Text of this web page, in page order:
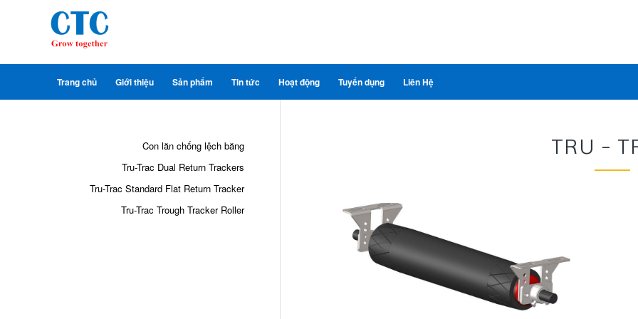
Trang chủ Giới thiệu Sản phẩm Tin tức Hoạt động Tuyển dụng Liên Hệ
TRU –
Con lăn chống lệch băng
Tru-Trac Dual Return Trackers
Tru-Trac Standard Flat Return Tracker
Tru-Trac Trough Tracker Roller